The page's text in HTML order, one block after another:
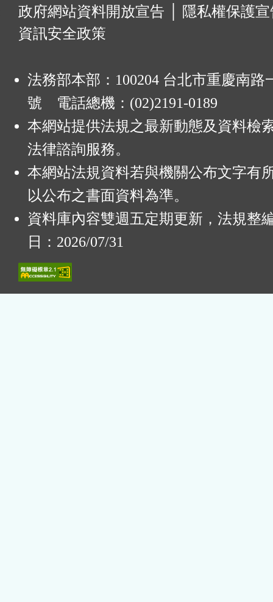
政府網站資料開放宣告
隱私權保護
資訊安全政策
法務部本部：100204 台北市重慶南路
號 電話總機：(02)2191-0189
本網站提供法規之最新動態及資料檢
法律諮詢服務。
本網站法規資料若與機關公布文字有
以公布之書面資料為準。
資料庫內容雙週五定期更新，法規整
日：2026/07/31